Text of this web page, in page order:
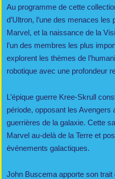
Au programme de cette
d’Ultron, l’une des menaces les
Marvel, et la naissance de la
l’un des membres les plus
explorent les thèmes de
robotique avec une profondeur
L’épique guerre Kree-Skrull
période, opposant les
guerrières de la galaxie. Cette
Marvel au-delà de la Terre et
événements galactiques.
John Buscema apporte son